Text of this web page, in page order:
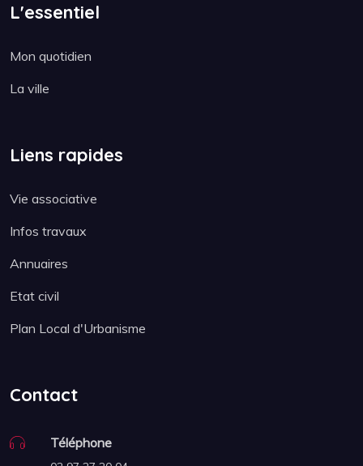
L'essentiel
Mon quotidien
La ville
Liens rapides
Vie associative
Infos travaux
Annuaires
Etat civil
Plan Local d'Urbanisme
Contact
Téléphone